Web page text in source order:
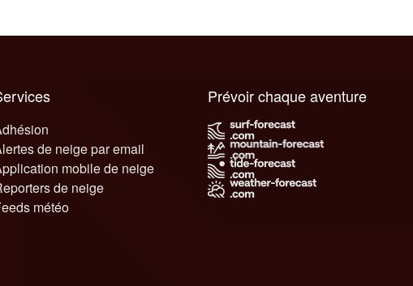
Services
de neige par email
mobile de neige
de neige
météo
Prévoir chaque aventure